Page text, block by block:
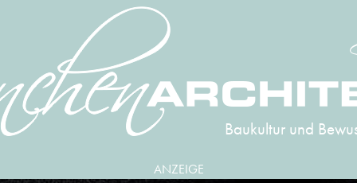
Baukultur und
ANZEIGE